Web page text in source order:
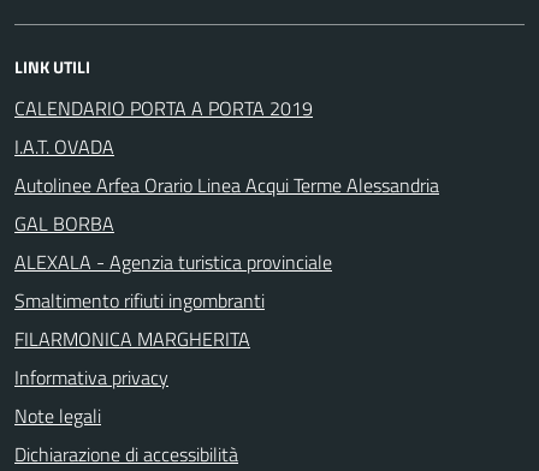
LINK UTILI
CALENDARIO PORTA A PORTA 2019
I.A.T. OVADA
Autolinee Arfea Orario Linea Acqui Terme Alessandria
GAL BORBA
ALEXALA - Agenzia turistica provinciale
Smaltimento rifiuti ingombranti
FILARMONICA MARGHERITA
Informativa privacy
Note legali
Dichiarazione di accessibilità